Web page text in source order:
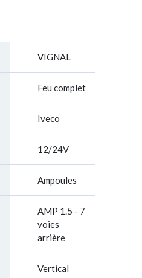
VIGNAL
Feu complet
Iveco
12/24V
Ampoules
AMP 1.5 - 7
voies
arrière
Vertical